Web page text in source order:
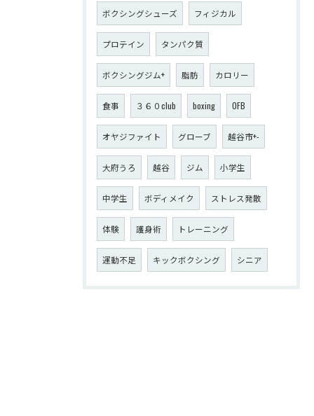
ボクシングシューズ フィジカル
プロテイン タンパク質
ボクシングジム+ 脂肪 カロリー
食事 ３６０club boxing OFB
オヤジファイト グローブ 越谷市+-
大府うろ 越谷 ジム 小学生
中学生 ボディメイク ストレス発散
体験 護身術 トレーニング
運動不足 キックボクシング シニア